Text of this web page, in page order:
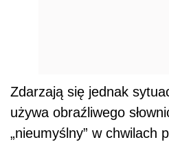
Zdarzają się jednak
używa obraźliwego
„nieumyślny” w chwilach